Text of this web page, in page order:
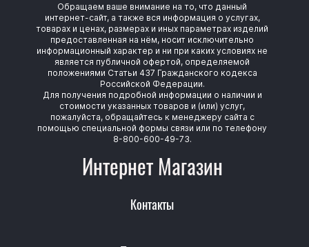
Обращаем ваше внимание на то, что данный
интернет-сайт, а также вся информация о услугах,
товарах и ценах, размерах и иных параметрах изделий
предоставленная на нём, носит исключительно
информационный характер и ни при каких условиях не
является публичной офертой, определяемой
положениями Статьи 437 Гражданского кодекса
Российской Федерации.
Для получения подробной информации о наличии и
стоимости указанных товаров и (или) услуг,
пожалуйста, обращайтесь к менеджеру сайта с
помощью специальной формы связи или по телефону
8-800-600-49-73.
Интернет Магазин
Контакты